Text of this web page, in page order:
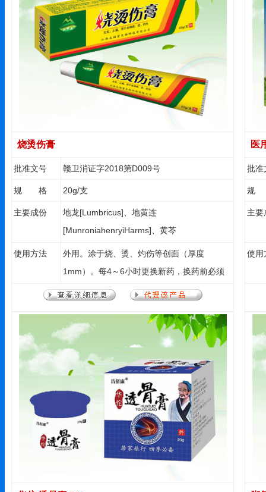
烧烫伤膏
批准文号 赣卫消证字2018第D009号
规 格 20g/支
主要成份
地龙[Lumbricus]、地黄连
[MunroniahenryiHarms]、黄芩
[RadixScutellariae]、獾油[Badgeroi]、紫草
[Lithospermumerythrorhizon]、黄柏
[CrinisCarbonisatus]、冰片
[Dryobalanopsspp]、茶树精油[TeaTree。
使用方法
外用。涂于烧、烫、灼伤等创面（厚度
1mm）。每4～6小时更换新药，换药前必须
将残留在创面上的药物及液化物拭去，暴露创
医
批准
规
主要
使用